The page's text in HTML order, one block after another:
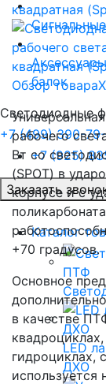
балок
Светодиодные
+7 (499) 390-
+7 (925)
Заказать
Каталог
LED
ДХО
Обзор товара
рабочего
Вт со
(SPOT) в
корпусе и с
+70 градусов.
Основное
в качестве
гидроциклах,
используется